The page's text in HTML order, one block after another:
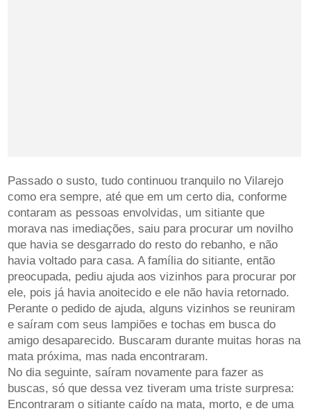
Passado o susto, tudo continuou tranquilo no Vilarejo
como era sempre, até que em um certo dia, conforme
contaram as pessoas envolvidas, um sitiante que
morava nas imediações, saiu para procurar um novilho
que havia se desgarrado do resto do rebanho, e não
havia voltado para casa. A família do sitiante, então
preocupada, pediu ajuda aos vizinhos para procurar por
ele, pois já havia anoitecido e ele não havia retornado.
Perante o pedido de ajuda, alguns vizinhos se reuniram
e saíram com seus lampiões e tochas em busca do
amigo desaparecido. Buscaram durante muitas horas na
mata próxima, mas nada encontraram.
No dia seguinte, saíram novamente para fazer as
buscas, só que dessa vez tiveram uma triste surpresa:
Encontraram o sitiante caído na mata, morto, e de uma